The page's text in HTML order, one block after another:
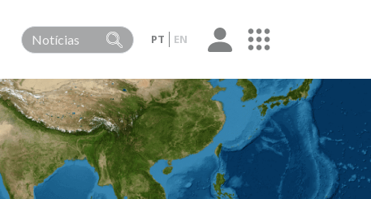
PT EN